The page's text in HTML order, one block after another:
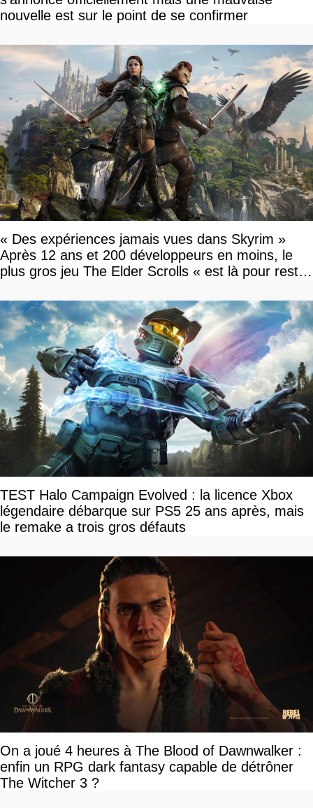
nouvelle est sur le point de se confirmer
« Des expériences jamais vues dans Skyrim »
Après 12 ans et 200 développeurs en moins, le
plus gros jeu The Elder Scrolls « est là pour rester
TEST Halo Campaign Evolved : la licence Xbox
légendaire débarque sur PS5 25 ans après, mais
le remake a trois gros défauts
On a joué 4 heures à The Blood of Dawnwalker :
enfin un RPG dark fantasy capable de détrôner
The Witcher 3 ?